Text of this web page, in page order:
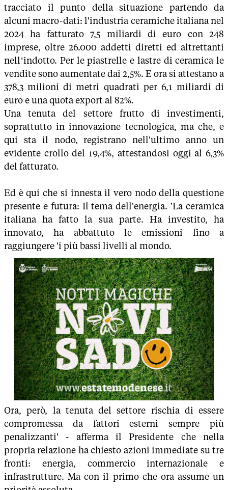
tracciato il punto della situazione partendo da
alcuni macro-dati: l'industria ceramiche italiana nel
2024 ha fatturato 7,5 miliardi di euro con 248
imprese, oltre 26.000 addetti diretti ed altrettanti
nell’indotto. Per le piastrelle e lastre di ceramica le
vendite sono aumentate dai 2,5%. E ora si attestano a
378,3 milioni di metri quadrati per 6,1 miliardi di
euro e una quota export al 82%.
Una tenuta del settore frutto di investimenti,
soprattutto in innovazione tecnologica, ma che, e
qui sta il nodo, registrano nell'ultimo anno un
evidente crollo del 19,4%, attestandosi oggi al 6,3%
del fatturato.
Ed è qui che si innesta il vero nodo della questione
presente e futura: Il tema dell'energia. 'La ceramica
italiana ha fatto la sua parte. Ha investito, ha
innovato, ha abbattuto le emissioni fino a
raggiungere 'i più bassi livelli al mondo.
Ora, però, la tenuta del settore rischia di essere
compromessa da fattori esterni sempre più
penalizzanti' - afferma il Presidente che nella
propria relazione ha chiesto azioni immediate su tre
fronti: energia, commercio internazionale e
infrastrutture. Ma con il primo che ora assume un